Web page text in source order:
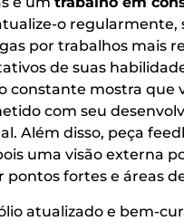
o
por trabalhos mais
de suas
constante mostra que
com seu
Além disso, peça
uma visão externa
pontos fortes e áreas
atualizado e bem-